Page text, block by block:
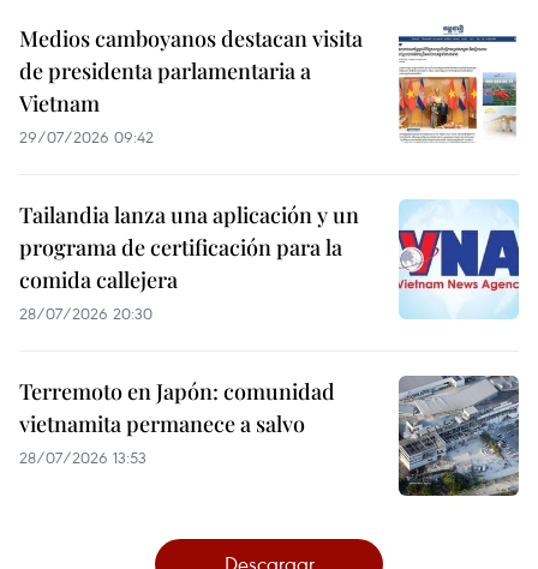
Medios camboyanos destacan visita
de presidenta parlamentaria a
Vietnam
29/07/2026 09:42
Tailandia lanza una aplicación y un
programa de certificación para la
comida callejera
28/07/2026 20:30
Terremoto en Japón: comunidad
vietnamita permanece a salvo
28/07/2026 13:53